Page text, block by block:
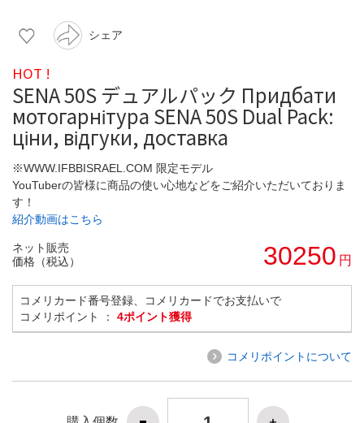
シェア
HOT !
SENA 50S デュアルパック Придбати
мотогарнітура SENA 50S Dual Pack:
ціни, відгуки, доставка
※WWW.IFBBISRAEL.COM 限定モデル
YouTuberの皆様に商品の使い心地などをご紹介いただいておりま
す！
紹介動画はこちら
ネット販売
価格（税込）
30250 円
コメリカード番号登録、コメリカードでお支払いで
コメリポイント ： 4ポイント獲得
コメリポイントについて